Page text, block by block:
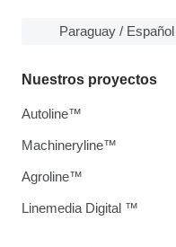
Paraguay / Español
Nuestros proyectos
Autoline™
Machineryline™
Agroline™
Linemedia Digital ™